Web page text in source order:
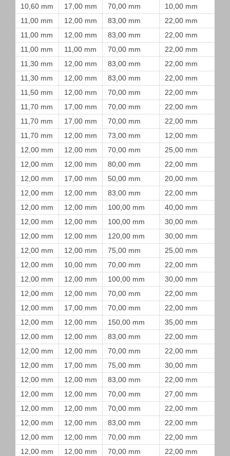
10,60 mm
17,00 mm 70,00 mm
10,00 mm
11,00 mm
12,00 mm 83,00 mm
22,00 mm
11,00 mm
12,00 mm 83,00 mm
22,00 mm
11,00 mm
11,00 mm 70,00 mm
22,00 mm
11,30 mm
12,00 mm 83,00 mm
22,00 mm
11,30 mm
12,00 mm 83,00 mm
22,00 mm
11,50 mm
12,00 mm 70,00 mm
22,00 mm
11,70 mm
17,00 mm 70,00 mm
22,00 mm
11,70 mm
17,00 mm 70,00 mm
22,00 mm
11,70 mm
12,00 mm 73,00 mm
12,00 mm
12,00 mm
12,00 mm 70,00 mm
25,00 mm
12,00 mm
12,00 mm 80,00 mm
22,00 mm
12,00 mm
17,00 mm 50,00 mm
20,00 mm
12,00 mm
12,00 mm 83,00 mm
22,00 mm
12,00 mm
12,00 mm 100,00 mm
40,00 mm
12,00 mm
12,00 mm 100,00 mm
30,00 mm
12,00 mm
12,00 mm 120,00 mm
30,00 mm
12,00 mm
12,00 mm 75,00 mm
25,00 mm
12,00 mm
10,00 mm 70,00 mm
22,00 mm
12,00 mm
12,00 mm 100,00 mm
30,00 mm
12,00 mm
12,00 mm 70,00 mm
22,00 mm
12,00 mm
17,00 mm 70,00 mm
22,00 mm
12,00 mm
12,00 mm 150,00 mm
35,00 mm
12,00 mm
12,00 mm 83,00 mm
22,00 mm
12,00 mm
12,00 mm 70,00 mm
22,00 mm
12,00 mm
17,00 mm 75,00 mm
30,00 mm
12,00 mm
12,00 mm 83,00 mm
22,00 mm
12,00 mm
12,00 mm 70,00 mm
27,00 mm
12,00 mm
12,00 mm 70,00 mm
22,00 mm
12,00 mm
12,00 mm 83,00 mm
22,00 mm
12,00 mm
12,00 mm 70,00 mm
22,00 mm
12,00 mm
12,00 mm 70,00 mm
22,00 mm